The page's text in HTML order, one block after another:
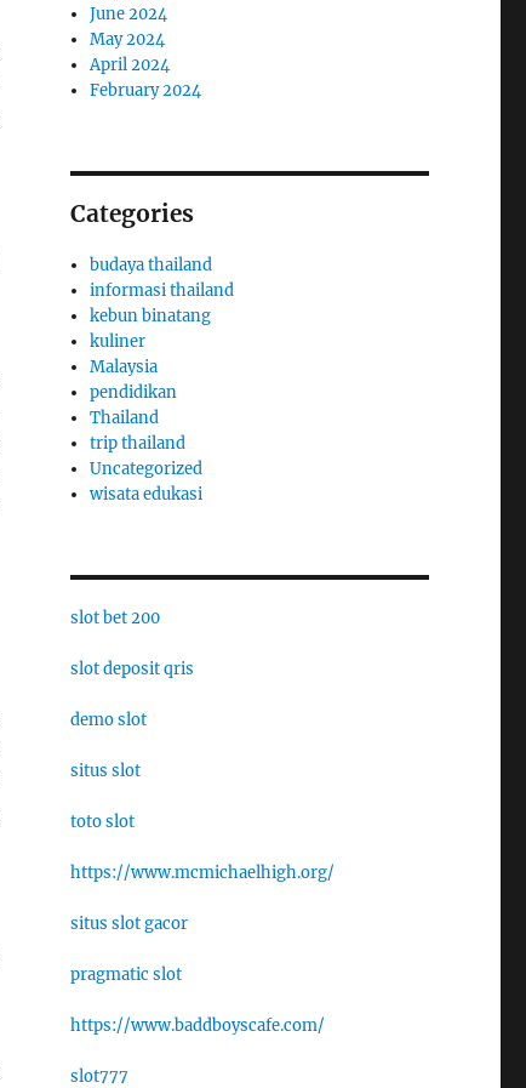
June 2024
May 2024
April 2024
February 2024
Categories
budaya thailand
informasi thailand
kebun binatang
kuliner
Malaysia
pendidikan
Thailand
trip thailand
Uncategorized
wisata edukasi
slot bet 200
slot deposit qris
demo slot
situs slot
toto slot
https://www.mcmichaelhigh.org/
situs slot gacor
pragmatic slot
https://www.baddboyscafe.com/
slot777